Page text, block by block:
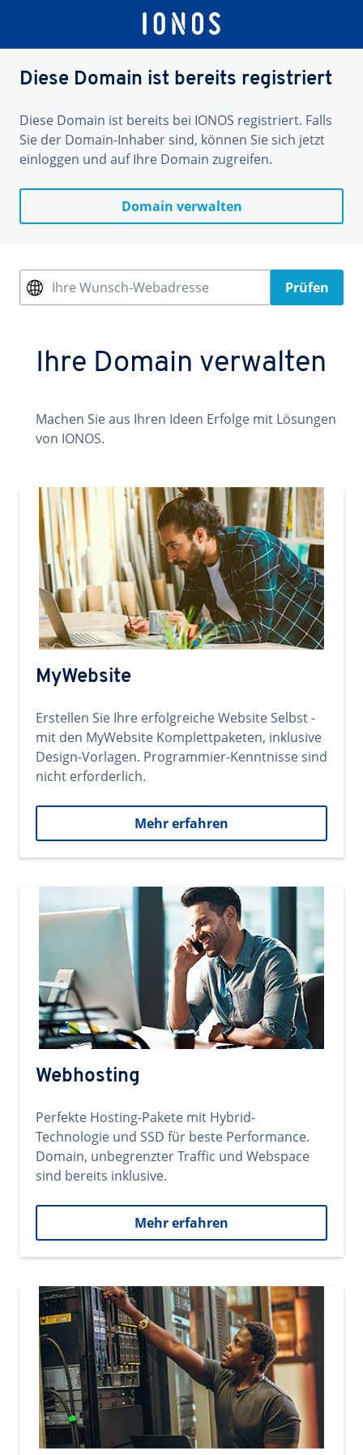
Diese Domain ist bereits registriert
Diese Domain ist bereits bei IONOS registriert. Falls
Sie der Domain-Inhaber sind, können Sie sich jetzt
einloggen und auf Ihre Domain zugreifen.
Domain verwalten
Ihre Wunsch-Webadresse Prüfen
Ihre Domain verwalten
Machen Sie aus Ihren Ideen Erfolge mit Lösungen
von IONOS.
MyWebsite
Erstellen Sie Ihre erfolgreiche Website Selbst -
mit den MyWebsite Komplettpaketen, inklusive
Design-Vorlagen. Programmier-Kenntnisse sind
nicht erforderlich.
Mehr erfahren
Webhosting
Perfekte Hosting-Pakete mit Hybrid-
Technologie und SSD für beste Performance.
Domain, unbegrenzter Traffic und Webspace
sind bereits inklusive.
Mehr erfahren